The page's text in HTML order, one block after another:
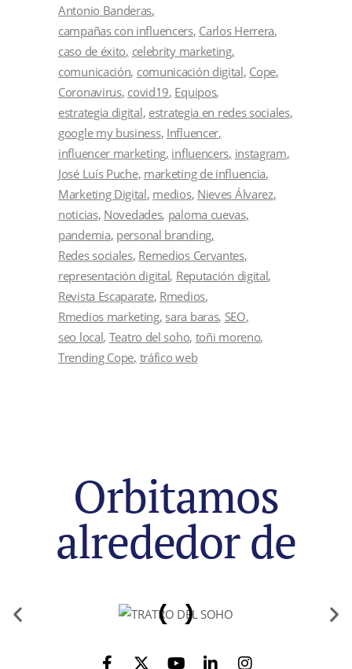
Antonio Banderas
campañas con influencers Carlos Herrera
caso de éxito celebrity marketing
comunicación comunicación digital Cope
Coronavirus covid19 Equipos
estrategia digital estrategia en redes sociales
google my business Influencer
influencer marketing influencers instagram
José Luís Puche marketing de influencia
Marketing Digital medios Nieves Álvarez
noticias Novedades paloma cuevas
pandemia personal branding
Redes sociales Remedios Cervantes
representación digital Reputación digital
Revista Escaparate Rmedios
Rmedios marketing sara baras SEO
seo local Teatro del soho toñi moreno
Trending Cope tráfico web
Orbitamos
alrededor de